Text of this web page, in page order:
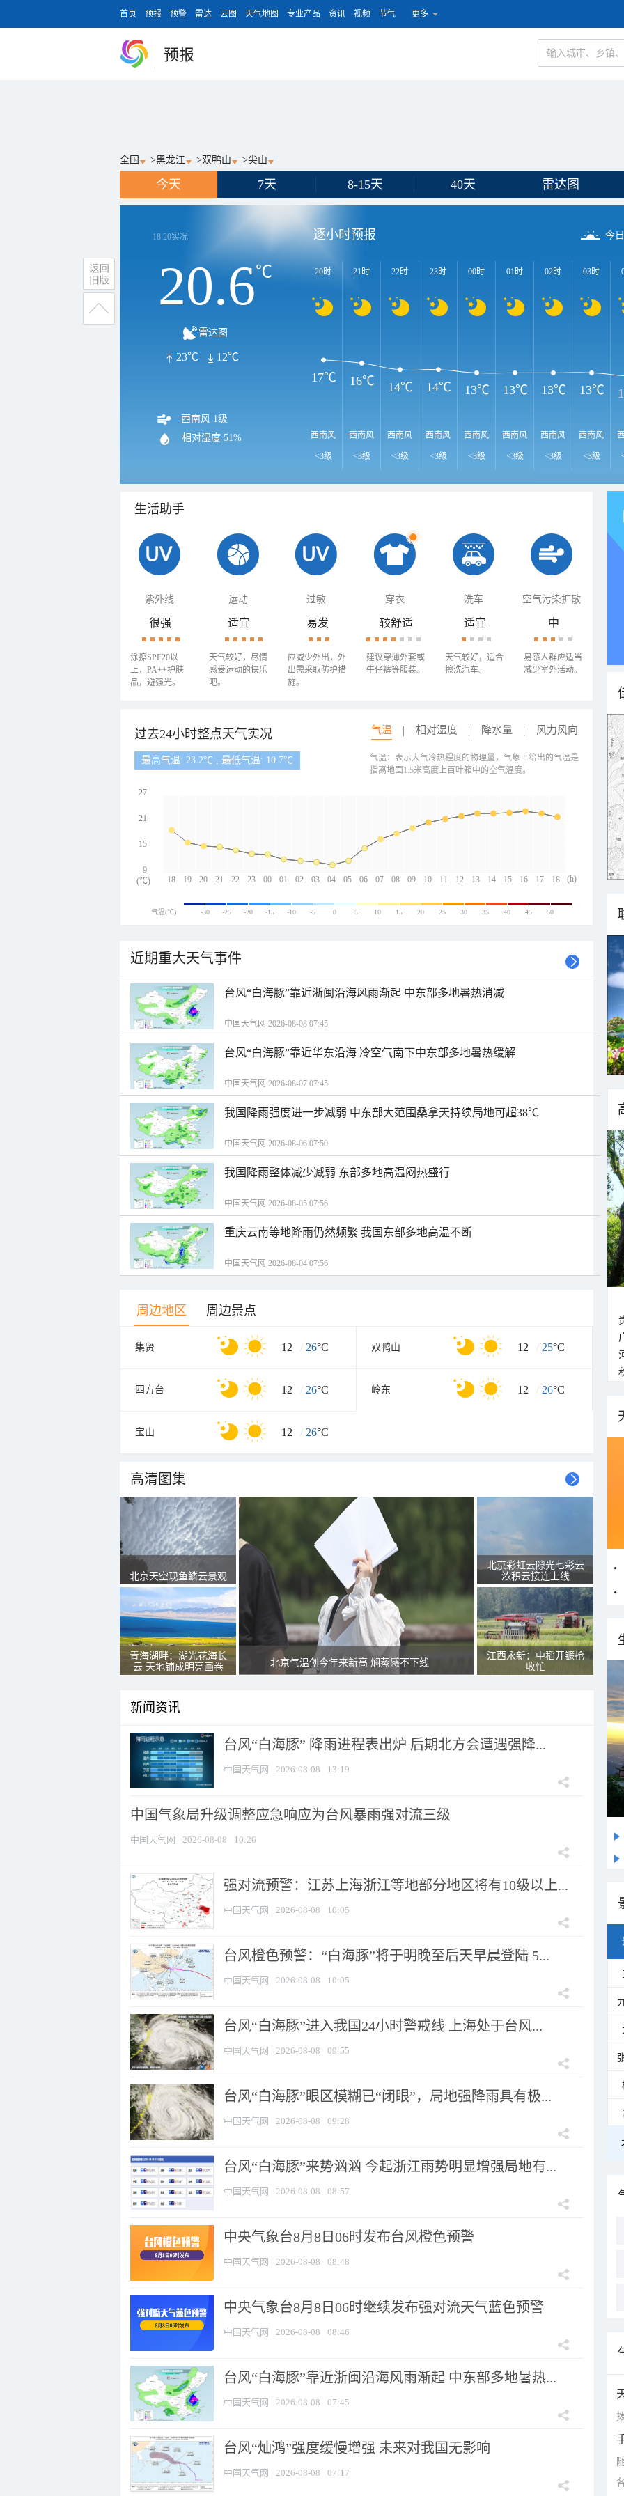
首页 预报 预警 雷达 云图 天气地图 专业产品 资讯 视频 节气 更多
预报
全国 >黑龙江 >双鸭山 >尖山
今天 7天 8-15天 40天 雷达图
18:20实况
20.6℃
雷达图
23℃ 12℃
西南风 1级
相对湿度 51%
逐小时预报 今
20时
西南风
<3级
21时
西南风
<3级
22时
西南风
<3级
23时
西南风
<3级
00时
西南风
<3级
01时
西南风
<3级
02时
西南风
<3级
03时
西南风
<3级
17℃ 16℃ 14℃ 14℃ 13℃ 13℃ 13℃ 13℃
生活助手
紫外线 运动 过敏 穿衣 洗车 空气污染扩散
很强
涂擦SPF20以
上，PA++护肤
品，避强光。
适宜
天气较好，尽情
感受运动的快乐
吧。
易发
应减少外出，外
出需采取防护措
施。
较舒适
建议穿薄外套或
牛仔裤等服装。
适宜
天气较好，适合
擦洗汽车。
中
易感人群应适当
减少室外活动。
过去24小时整点天气实况 气温 相对湿度 降水量 风力风向
最高气温: 23.2℃ , 最低气温: 10.7℃
18 19 20 21 22 23 00 01 02 03 04 05 06 07 08 09 10 11 12 13 14 15 16 17 18
27
21
15
9
(h)
(℃)
气温：表示大气冷热程度的物理量，气象上给出的气温是
指离地面1.5米高度上百叶箱中的空气温度。
气温(℃) -30 -25 -20 -15 -10 -5 0 5 10 15 20 25 30 35 40 45 50
近期重大天气事件
台风“白海豚”靠近浙闽沿海风雨渐起 中东部多地暑热消减
中国天气网 2026-08-08 07:45
台风“白海豚”靠近华东沿海 冷空气南下中东部多地暑热缓解
中国天气网 2026-08-07 07:45
我国降雨强度进一步减弱 中东部大范围桑拿天持续局地可超38℃
中国天气网 2026-08-06 07:50
我国降雨整体减少减弱 东部多地高温闷热盛行
中国天气网 2026-08-05 07:56
重庆云南等地降雨仍然频繁 我国东部多地高温不断
中国天气网 2026-08-04 07:56
周边地区 周边景点
集贤 12 / 26°C 双鸭山 12 / 25°C
四方台 12 / 26°C 岭东 12 / 26°C
宝山 12 / 26°C
高清图集
北京天空现鱼鳞云景观
青海湖畔：湖光花海长
云 天地铺成明亮画卷
北京气温创今年来新高 焖蒸感不下线
北京彩虹云隙光七彩云
浓积云接连上线
江西永新：中稻开镰抢
收忙
新闻资讯
台风“白海豚” 降雨进程表出炉 后期北方会遭遇强降...
中国天气网 2026-08-08 13:19
中国气象局升级调整应急响应为台风暴雨强对流三级
中国天气网 2026-08-08 10:26
强对流预警：江苏上海浙江等地部分地区将有10级以上...
中国天气网 2026-08-08 10:05
台风橙色预警：“白海豚”将于明晚至后天早晨登陆 5...
中国天气网 2026-08-08 10:05
台风“白海豚”进入我国24小时警戒线 上海处于台风...
中国天气网 2026-08-08 09:55
台风“白海豚”眼区模糊已“闭眼”，局地强降雨具有极...
中国天气网 2026-08-08 09:28
台风“白海豚”来势汹汹 今起浙江雨势明显增强局地有...
中国天气网 2026-08-08 08:57
中央气象台8月8日06时发布台风橙色预警
中国天气网 2026-08-08 08:48
中央气象台8月8日06时继续发布强对流天气蓝色预警
中国天气网 2026-08-08 08:46
台风“白海豚”靠近浙闽沿海风雨渐起 中东部多地暑热...
中国天气网 2026-08-08 07:45
台风“灿鸿”强度缓慢增强 未来对我国无影响
中国天气网 2026-08-08 07:17